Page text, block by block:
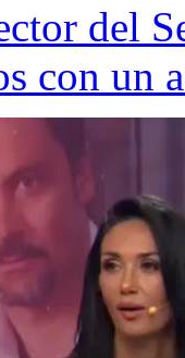
del
con un